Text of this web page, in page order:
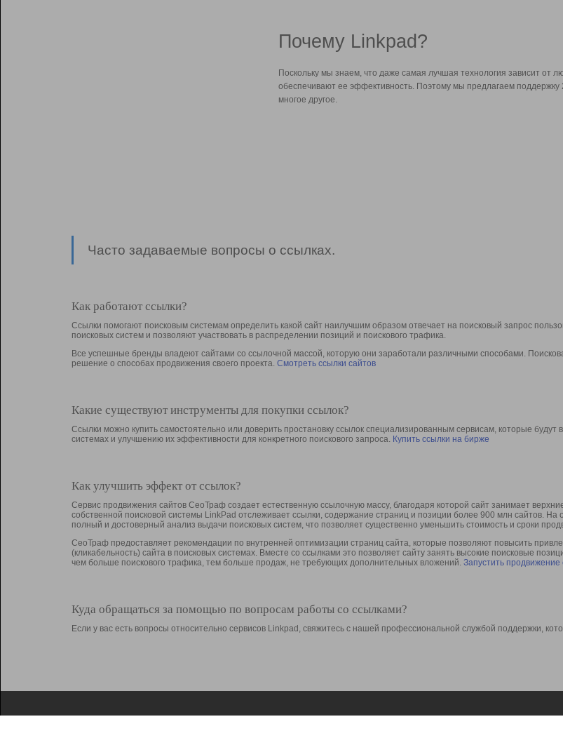
Почему Linkpad?
Поскольку мы знаем, что даже самая лучшая технология зависит от
обеспечивают ее эффективность. Поэтому мы предлагаем поддержку
многое другое.
Часто задаваемые вопросы о ссылках.
Как работают ссылки?
Ссылки помогают поисковым системам определить какой сайт наилучшим образом отвечает на поисковый запрос
поисковых систем и позволяют участвовать в раcпределении позиций и поискового трафика.
Все успешные бренды владеют сайтами со ссылочной массой, которую они заработали различными способами.
решение о способах продвижения своего проекта. Смотреть ссылки сайтов
Какие существуют инструменты для покупки ссылок?
Ссылки можно купить самостоятельно или доверить простановку ссылок специализированным сервисам, которые
системах и улучшению их эффективности для конкретного поискового запроса. Купить ссылки на бирже
Как улучшить эффект от ссылок?
Сервис продвижения сайтов СеоТраф создает естественную ссылочную массу, благодаря которой сайт занимает
собственной поисковой системы LinkPad отслеживает ссылки, содержание страниц и позиции более 900 млн сайтов.
полный и достоверный анализ выдачи поисковых систем, что позволяет существенно уменьшить стоимость и сроки
СеоТраф предоставляет рекомендации по внутренней оптимизации страниц сайта, которые позволяют повысить
(кликабельность) сайта в поисковых системах. Вместе со ссылками это позволяет сайту занять высокие поисковые
чем больше поискового трафика, тем больше продаж, не требующих дополнительных вложений. Запустить продвижение
Куда обращаться за помощью по вопросам работы со ссылками?
Если у вас есть вопросы относительно сервисов Linkpad, свяжитесь с нашей профессиональной службой поддержки,